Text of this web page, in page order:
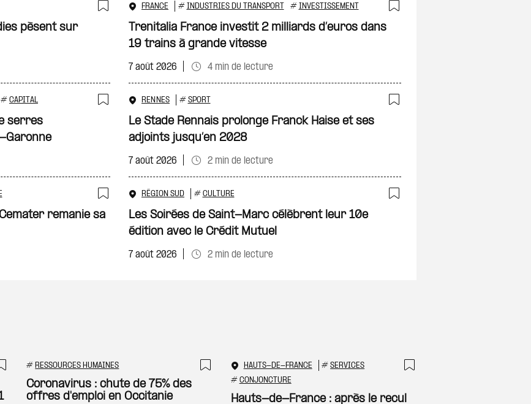
Ajouter à ma sélection
pèsent sur
# CAPITAL
Ajouter à ma sélection
serres
Garonne
Ajouter à ma sélection
remanie sa
FRANCE # INDUSTRIES DU TRANSPORT # INVESTISSEMENT
Ajouter à ma
Trenitalia France investit 2 milliards d’euros dans
19 trains à grande vitesse
7 août 2026 4 min de lecture
RENNES # SPORT
Le Stade Rennais prolonge Franck Haise et ses
adjoints jusqu’en 2028
7 août 2026 2 min de lecture
RÉGION SUD # CULTURE
Les Soirées de Saint-Marc célèbrent leur 10e
édition avec le Crédit Mutuel
7 août 2026 2 min de lecture
Ajouter à ma sélection
#RESSOURCES HUMAINES
Ajouter à ma sélection
Coronavirus : chute de 75% des
offres d'emploi en Occitanie
HAUTS-DE-FRANCE #SERVICES
# CONJONCTURE
Hauts-de-France : après le recul